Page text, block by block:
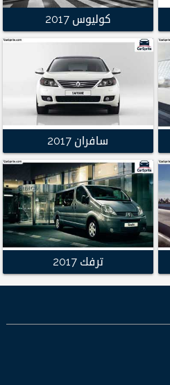
كوليوس 2017
سافران 2017
ترفك 2017